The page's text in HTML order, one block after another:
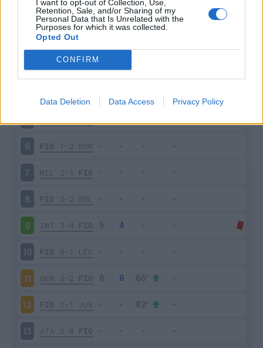
I want to opt-out of Collection, Use,
Retention, Sale, and/or Sharing of my
Personal Data that Is Unrelated with the
Purposes for which it was collected.
Opted Out
CONFIRM
Data Deletion Data Access Privacy Policy
CAG 1-1 FIO
TOR 0-0
3
6 FIO 1-2 ROM
7 MIL 2-1 FIO
8 FIO 2-2 BOL
9 INT 3-0 FIO
10 FIO 0-1 LEC
11 GEN 2-2 FIO
12 FIO 1-1 JUV
13 ATA 2-0 FIO